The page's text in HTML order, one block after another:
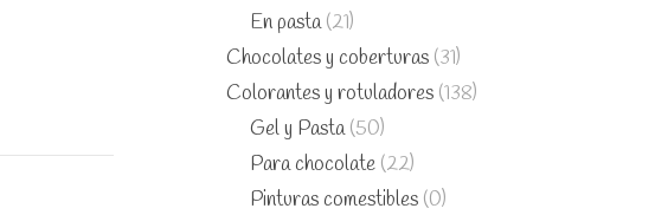
En pasta (21)
Chocolates y coberturas (31)
Colorantes y rotuladores (138)
Gel y Pasta (50)
Para chocolate (22)
Pinturas comestibles (0)